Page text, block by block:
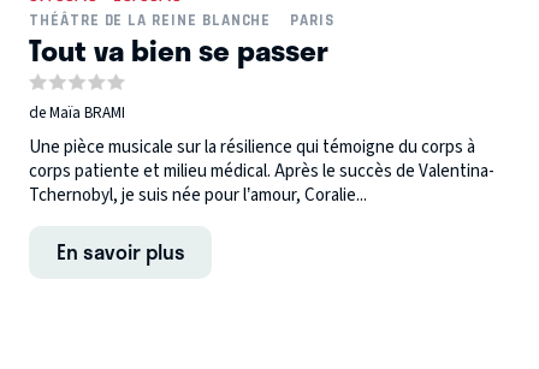
THÉÂTRE DE LA REINE BLANCHE
PARIS
Tout va bien se passer
de Maïa BRAMI
Une pièce musicale sur la résilience qui témoigne du corps à
corps patiente et milieu médical. Après le succès de Valentina-
Tchernobyl, je suis née pour l’amour, Coralie...
En savoir plus